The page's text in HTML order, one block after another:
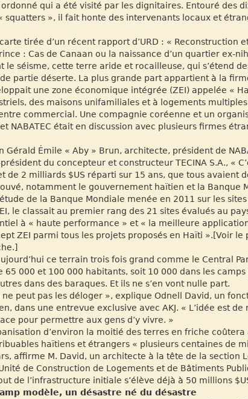
ordonné qui a été visité par les dignitaires. Entouré des
squatters », il fait honte des intervenants locaux et
tirée d’un récent rapport d’URD : «
: Cas de Canaan ou la naissance d’un quartier ex-
le séisme, cette terre aride et rocailleuse, qui s’étend
partie déserte. La plus grande part appartient à la
une zone économique intégrée (ZEI) appelée «
des maisons unifamiliales et à logements
commercial. Une compagnie coréenne et un
et NABATEC était en discussion avec plusieurs firmes
Gérald Émile « Aby » Brun, architecte, président de
du concepteur et constructeur TECINA S.A., «
de 2 milliards $US réparti sur 15 ans, que tous avaient
notamment le gouvernement haïtien et la Banque
de la Banque Mondiale menée en 2011 sur les
le classait au premier rang des 21 sites évalués au
à « haute performance » et « la meilleure
ZEI parmi tous les projets proposés en Haïti ».[Voir le
ce terrain trois fois grand comme le Central
65 000 et 100 000 habitants, soit 10 000 dans les
dans des baraques. Et ils ne s’en vont nulle part.
ne peut pas les déloger », explique Odnell David, un
dans une entrevue exclusive avec AKJ. « L’idée est
pour permettre aux gens d’y vivre. »
d’environ la moitié des terres en friche coûtera
haïtiens et étrangers « plusieurs centaines de
affirme M. David, un architecte à la tête de la section
de Construction de Logements et de Bâtiments
de l’infrastructure initiale s’élève déjà à 50 millions
modèle, un désastre né du désastre